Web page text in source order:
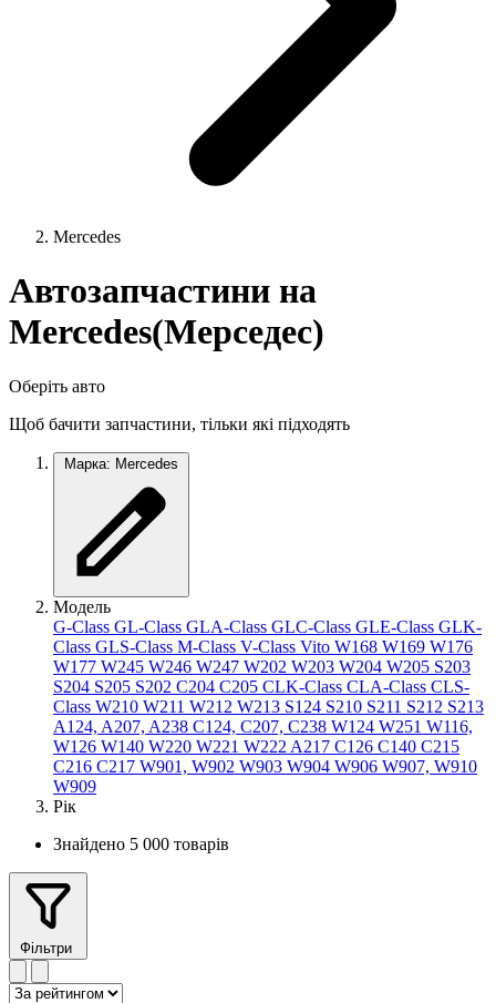
Mercedes
Автозапчастини на
Mercedes(Мерседес)
Оберіть авто
Щоб бачити запчастини, тільки які підходять
Марка: Mercedes
Модель
G-Class GL-Class GLA-Class GLC-Class GLE-Class GLK-
Class GLS-Class M-Class V-Class Vito W168 W169 W176
W177 W245 W246 W247 W202 W203 W204 W205 S203
S204 S205 S202 C204 C205 CLK-Class CLA-Class CLS-
Class W210 W211 W212 W213 S124 S210 S211 S212 S213
A124, A207, A238 C124, C207, C238 W124 W251 W116,
W126 W140 W220 W221 W222 A217 C126 C140 C215
C216 C217 W901, W902 W903 W904 W906 W907, W910
W909
Рік
Знайдено 5 000 товарів
Фільтри